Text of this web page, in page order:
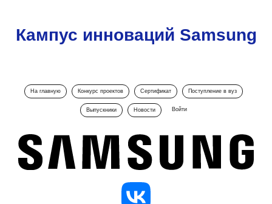
Кампус инноваций Samsung
На главную Конкурс проектов Сертификат Поступление в вуз
Выпускники Новости Войти